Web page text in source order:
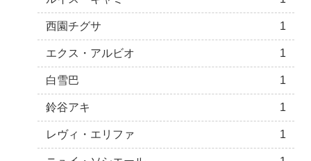
西園チグサ 1
エクス・アルビオ 1
白雪巴 1
鈴谷アキ 1
レヴィ・エリファ 1